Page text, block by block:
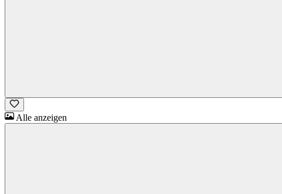
Alle anzeigen